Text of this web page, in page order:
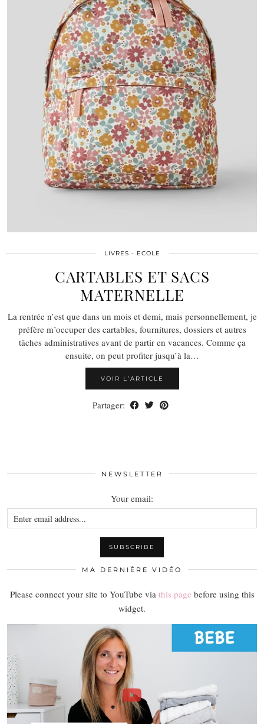
LIVRES - ECOLE
CARTABLES ET SACS
MATERNELLE
La rentrée n’est que dans un mois et demi, mais personnellement, je
préfère m’occuper des cartables, fournitures, dossiers et autres
tâches administratives avant de partir en vacances. Comme ça
ensuite, on peut profiter jusqu’à la…
VOIR L’ARTICLE
Partager:
NEWSLETTER
Your email:
MA DERNIÈRE VIDÉO
Please connect your site to YouTube via this page before using this
widget.